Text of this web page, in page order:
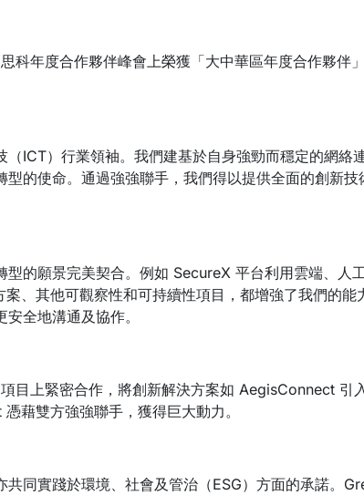
科年度合作夥伴峰會上榮獲「大中華區年度合作夥伴
ICT）行業領袖。我們建基於自身強勁而穩定的網絡
的使命。通過強強聯手，我們得以提供全面的創新
的願景完美契合。例如 SecureX 平台利用雲端、人
、其他可觀察性和可持續性項目，都增強了我們的
全地溝通及協作。
目上緊密合作，將創新解決方案如 AegisConnect 引
藉雙方強強聯手，獲得巨大動力。
同實踐於環境、社會及管治（ESG）方面的承諾。